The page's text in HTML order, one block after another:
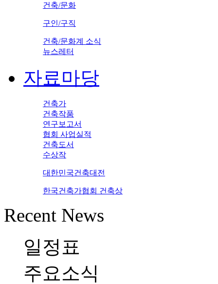
건축/문화
구인/구직
건축/문화계 소식
뉴스레터
자료마당
건축가
건축작품
연구보고서
협회 사업실적
건축도서
수상작
대한민국건축대전
한국건축가협회 건축상
Recent News
일정표
주요소식